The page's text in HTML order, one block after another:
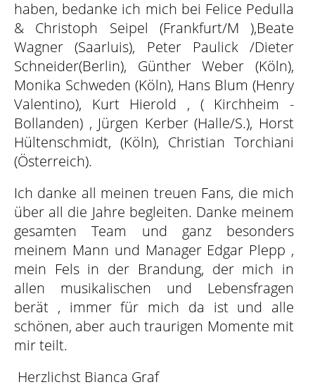
haben, bedanke ich mich bei Felice Pedulla
& Christoph Seipel (Frankfurt/M ),Beate
Wagner (Saarluis), Peter Paulick /Dieter
Schneider(Berlin), Günther Weber (Köln),
Monika Schweden (Köln), Hans Blum (Henry
Valentino), Kurt Hierold , ( Kirchheim -
Bollanden) , Jürgen Kerber (Halle/S.), Horst
Hültenschmidt, (Köln), Christian Torchiani
(Österreich).
Ich danke all meinen treuen Fans, die mich
über all die Jahre begleiten. Danke meinem
gesamten Team und ganz besonders
meinem Mann und Manager Edgar Plepp ,
mein Fels in der Brandung, der mich in
allen musikalischen und Lebensfragen
berät , immer für mich da ist und alle
schönen, aber auch traurigen Momente mit
mir teilt.
Herzlichst Bianca Graf